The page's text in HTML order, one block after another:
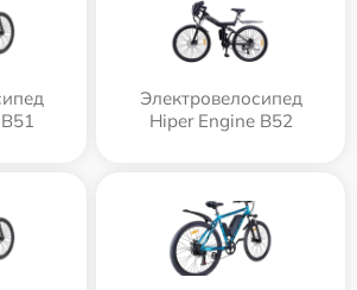
Электровелосипед
Hiper Engine B52